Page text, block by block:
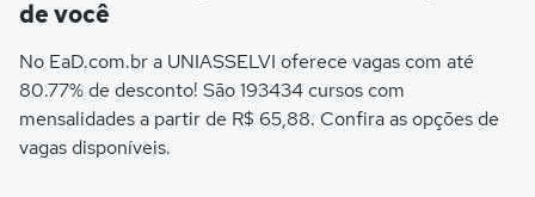
de você
No EaD.com.br a UNIASSELVI oferece vagas com até
80.77% de desconto! São 193434 cursos com
mensalidades a partir de R$ 65,88. Confira as opções de
vagas disponíveis.